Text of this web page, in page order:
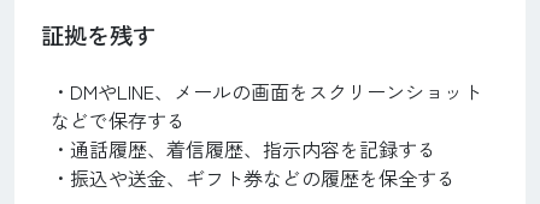
証拠を残す
・DMやLINE、メールの画面をスクリーンショット
などで保存する
・通話履歴、着信履歴、指示内容を記録する
・振込や送金、ギフト券などの履歴を保全する